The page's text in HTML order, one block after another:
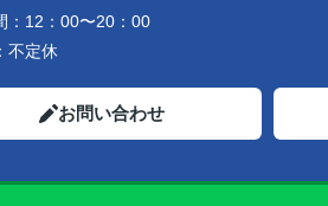
12：00〜20：00
不定休
お問い合わせ